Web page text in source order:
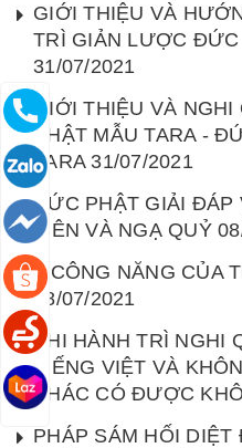
GIỚI THIỆU VÀ
TRÌ GIẢN LƯỢC
31/07/2021
GIỚI THIỆU VÀ
PHẬT MẪU TARA -
TARA 31/07/2021
ĐỨC PHẬT GIẢI ĐÁP
TIÊN VÀ NGẠ QUỶ
9 CÔNG NĂNG CỦA
08/07/2021
KHI HÀNH TRÌ NGHI
TIẾNG VIỆT VÀ
KHÁC CÓ ĐƯỢC
PHÁP SÁM HỐI